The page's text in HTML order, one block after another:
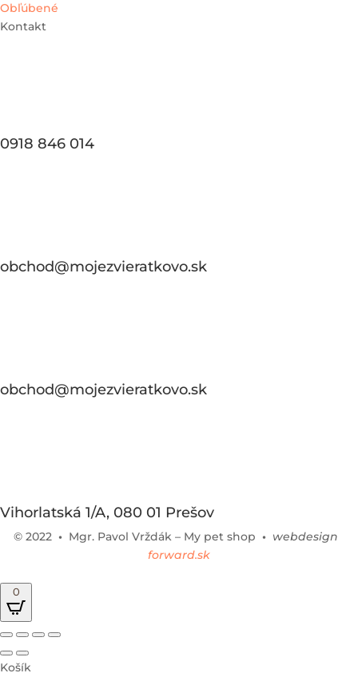
Obľúbené
Kontakt
0918 846 014
obchod@mojezvieratkovo.sk
obchod@mojezvieratkovo.sk
Vihorlatská 1/A, 080 01 Prešov
© 2022 • Mgr. Pavol Vrždák – My pet shop • webdesign
forward.sk
0
Košík